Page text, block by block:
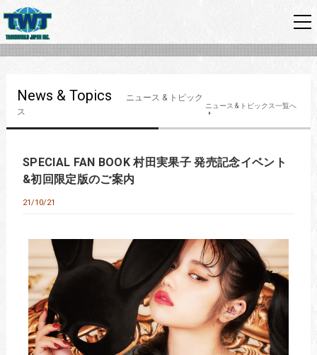
News & Topics
ニュース & トピック
ス
ニュース & トピックス一覧へ
SPECIAL FAN BOOK 村田実果子 発売記念イベント
&初回限定版のご案内
21/10/21